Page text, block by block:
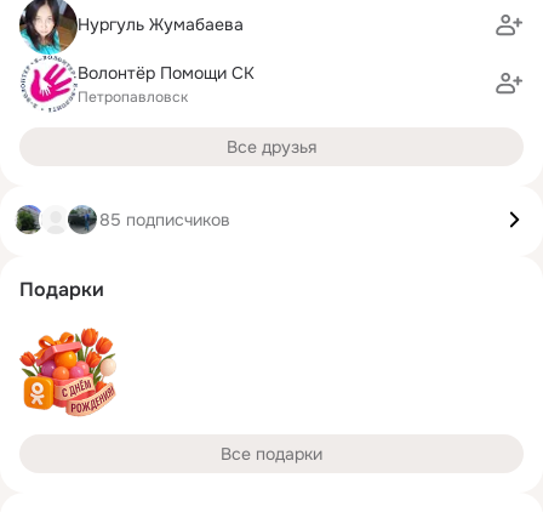
Нургуль Жумабаева
Волонтёр Помощи СК
Петропавловск
Все друзья
85 подписчиков
Подарки
Все подарки